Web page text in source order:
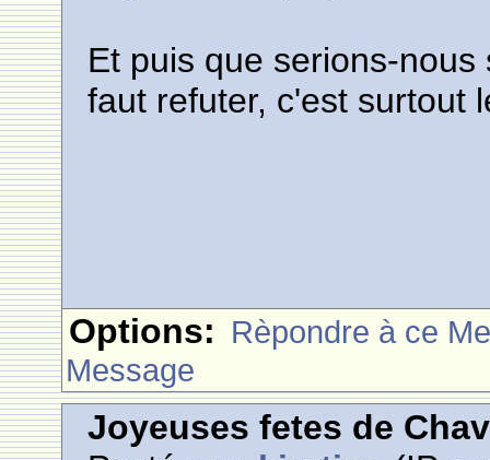
Et puis que serions-
faut refuter, c'est surtout
Options: Rèpondre à ce
Message
Joyeuses fetes de